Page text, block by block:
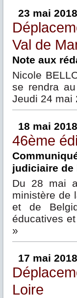
23 mai 2018
Val de
Note aux
Nicole
se rendra
Jeudi 24 mai
18 mai 2018
46ème
judiciaire de
Du 28 mai
ministère de
et de
éducatives
»
17 mai 2018
Loire